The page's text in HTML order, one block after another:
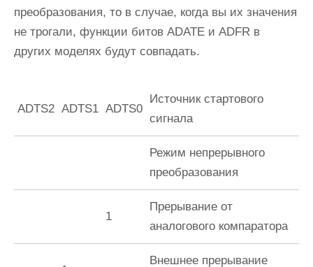
преобразования, то в случае, когда вы их значения
не трогали, функции битов ADATE и ADFR в
других моделях будут совпадать.
ADTS2 ADTS1 ADTS0
Источник стартового
сигнала
Режим непрерывного
преобразования
1
Прерывание от
аналогового компаратора
Внешнее прерывание